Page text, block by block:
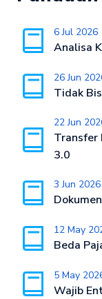
6 Jul 2026
Analisa
26 Jun
Tidak
22 Jun
Transfer
3.0
3 Jun 2026
12 May
Beda
5 May
Wajib